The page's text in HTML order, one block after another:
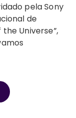
de
Universe”,